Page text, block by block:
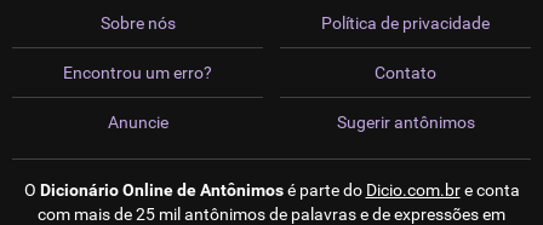
Sobre nós
Encontrou um erro?
Anuncie
Política de privacidade
Contato
Sugerir antônimos
O Dicionário Online de Antônimosé parte do Dicio.com.bre conta
com mais de 25 mil antônimos de palavras e de expressões em